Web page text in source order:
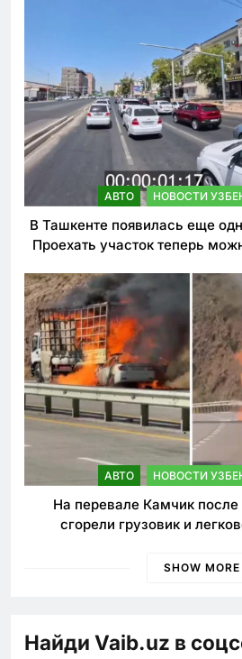
АВТО НОВОСТИ
В Ташкенте появилась еще
Проехать участок теперь
АВТО НОВОСТИ
На перевале Камчик
сгорели грузовик и
SHOW MORE
Найди Vaib.uz в